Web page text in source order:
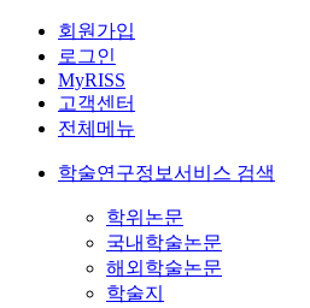
회원가입
로그인
MyRISS
고객센터
전체메뉴
학술연구정보서비스 검색
학위논문
국내학술논문
해외학술논문
학술지